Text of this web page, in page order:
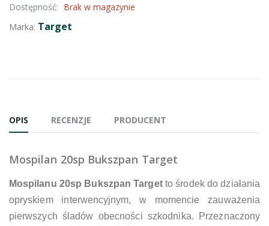
Dostępność: Brak w magazynie
Marka: Target
OPIS RECENZJE PRODUCENT
Mospilan 20sp Bukszpan Target
Mospilanu 20sp Bukszpan Target to środek do działania
opryskiem interwencyjnym, w momencie zauważenia
pierwszych śladów obecności szkodnika. Przeznaczony